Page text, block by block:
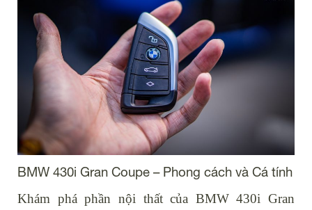
BMW 430i Gran Coupe – Phong cách và Cá tính
Khám phá phần nội thất của BMW 430i Gran